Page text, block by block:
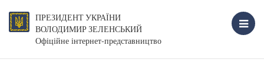
ПРЕЗИДЕНТ УКРАЇНИ
ВОЛОДИМИР ЗЕЛЕНСЬКИЙ
Офіційне інтернет-представництво